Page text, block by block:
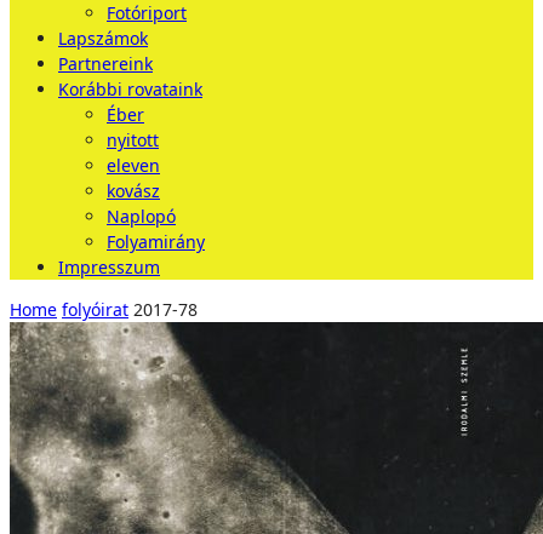
Fotóriport
Lapszámok
Partnereink
Korábbi rovataink
Éber
nyitott
eleven
kovász
Naplopó
Folyamirány
Impresszum
Home folyóirat 2017-78